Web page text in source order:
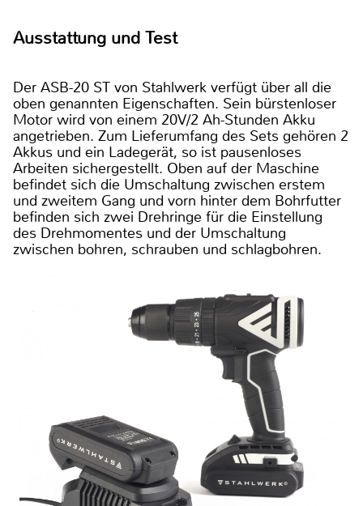
Ausstattung und Test
Der ASB-20 ST von Stahlwerk verfügt über all die
oben genannten Eigenschaften. Sein bürstenloser
Motor wird von einem 20V/2 Ah-Stunden Akku
angetrieben. Zum Lieferumfang des Sets gehören 2
Akkus und ein Ladegerät, so ist pausenloses
Arbeiten sichergestellt. Oben auf der Maschine
befindet sich die Umschaltung zwischen erstem
und zweitem Gang und vorn hinter dem Bohrfutter
befinden sich zwei Drehringe für die Einstellung
des Drehmomentes und der Umschaltung
zwischen bohren, schrauben und schlagbohren.